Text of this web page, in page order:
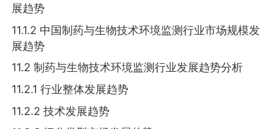
展趋势
11.1.2 中国制药与生物技术环境监测行业市场规模发
展趋势
11.2 制药与生物技术环境监测行业发展趋势分析
11.2.1 行业整体发展趋势
11.2.2 技术发展趋势